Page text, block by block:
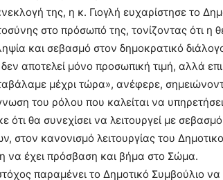
της, η κ. Γιογλή ευχαρίστησε το
στο πρόσωπό της, τονίζοντας ότι η
και σεβασμό στον δημοκρατικό
αποτελεί μόνο προσωπική τιμή, αλλά
μέχρι τώρα», ανέφερε,
του ρόλου που καλείται να
ότι θα συνεχίσει να λειτουργεί με
στον κανονισμό λειτουργίας του
να έχει πρόσβαση και βήμα στο Σώμα.
παραμένει το Δημοτικό Συμβούλιο να